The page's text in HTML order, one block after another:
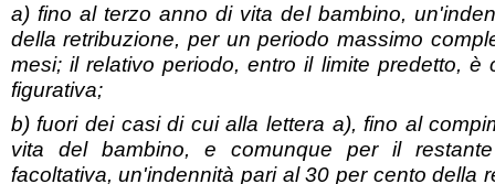
a) fino al terzo anno di vita del bambino,
della retribuzione, per un periodo massimo
mesi; il relativo periodo, entro il limite predetto, è
figurativa;
b) fuori dei casi di cui alla lettera a), fino al
vita del bambino, e comunque per il
facoltativa, un'indennità pari al 30 per cento della